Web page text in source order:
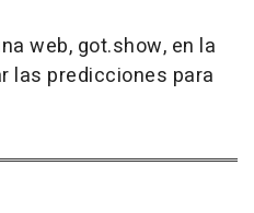
web, got.show, en la
las predicciones para